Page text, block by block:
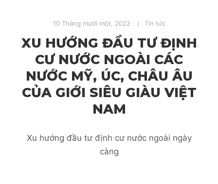
10 Tháng mười một, 2022 Tin tức
XU HƯỚNG ĐẦU TƯ ĐỊNH
CƯ NƯỚC NGOÀI CÁC
NƯỚC MỸ, ÚC, CHÂU ÂU
CỦA GIỚI SIÊU GIÀU VIỆT
NAM
Xu hướng đầu tư định cư nước ngoài ngày
càng